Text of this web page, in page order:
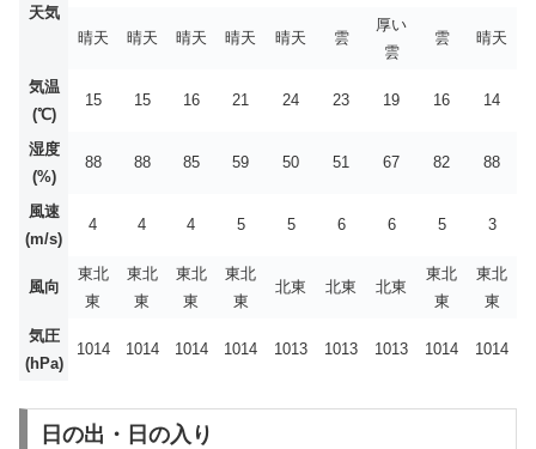
天気
晴天
晴天 晴天 晴天 晴天 雲
厚い
雲
雲 晴天
気温
(℃)
15 15 16 21 24 23 19 16 14
湿度
(%)
88 88 85 59 50 51 67 82 88
風速
(m/s)
4 4 4 5 5 6 6 5 3
風向
東北
東
東北
東
東北
東
東北
東
北東 北東 北東
東北
東
東北
東
気圧
(hPa)
1014 1014 1014 1014 1013 1013 1013 1014 1014
日の出・日の入り